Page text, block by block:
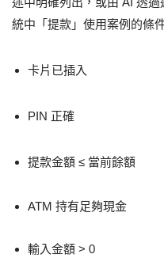
統中「提款」使用案例的條
卡片已插入
PIN 正確
提款金額 ≤ 當前餘額
ATM 持有足夠現金
輸入金額 > 0